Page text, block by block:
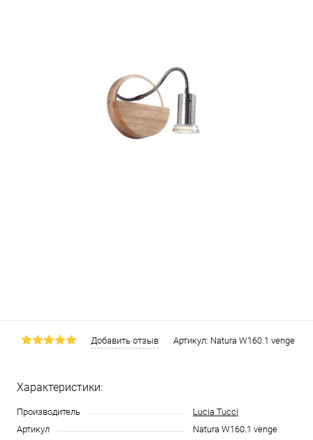
Добавить отзыв Артикул: Natura W160.1 venge
Характеристики:
Производитель
Lucia Tucci
Артикул
Natura W160.1 venge